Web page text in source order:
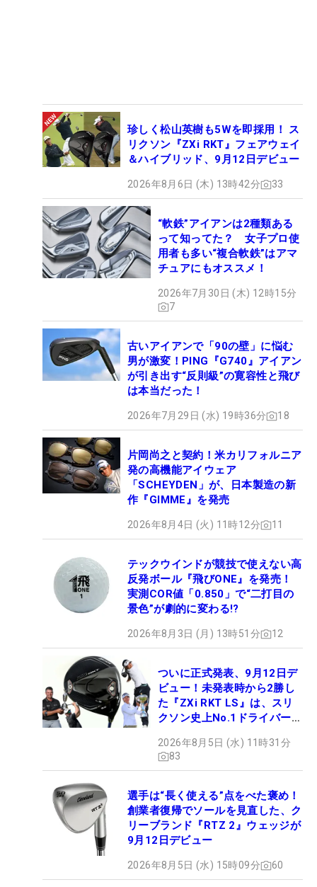
珍しく松山英樹も5Wを即採用！ ス
リクソン『ZXi RKT』フェアウェイ
＆ハイブリッド、9月12日デビュー
2026年8月6日 (木) 13時42分 33
“軟鉄”アイアンは2種類ある
って知ってた？ 女子プロ使
用者も多い“複合軟鉄”はアマ
チュアにもオススメ！
2026年7月30日 (木) 12時15分
7
古いアイアンで「90の壁」に悩む
男が激変！PING『G740』アイアン
が引き出す“反則級”の寛容性と飛び
は本当だった！
2026年7月29日 (水) 19時36分 18
片岡尚之と契約！米カリフォルニア
発の高機能アイウェア
「SCHEYDEN」が、日本製造の新
作『GIMME』を発売
2026年8月4日 (火) 11時12分 11
テックウインドが競技で使えない高
反発ボール『飛びONE』を発売！
実測COR値「0.850」で“二打目の
景色”が劇的に変わる!?
2026年8月3日 (月) 13時51分 12
ついに正式発表、9月12日デ
ビュー！未発表時から2勝し
た『ZXi RKT LS』は、スリ
クソン史上No.1ドライバー!?
2026年8月5日 (水) 11時31分
83
選手は“長く使える”点をべた褒め！
創業者復帰でソールを見直した、ク
リーブランド『RTZ 2』ウェッジが
9月12日デビュー
2026年8月5日 (水) 15時09分 60